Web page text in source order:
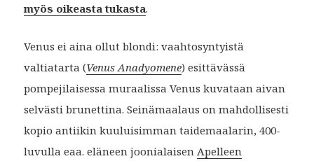
myös oikeasta tukasta.
Venus ei aina ollut blondi: vaahtosyntyistä
valtiatarta (Venus Anadyomene) esittävässä
pompejilaisessa muraalissa Venus kuvataan aivan
selvästi brunettina. Seinämaalaus on mahdollisesti
kopio antiikin kuuluisimman taidemaalarin, 400-
luvulla eaa. eläneen joonialaisen Apelleen